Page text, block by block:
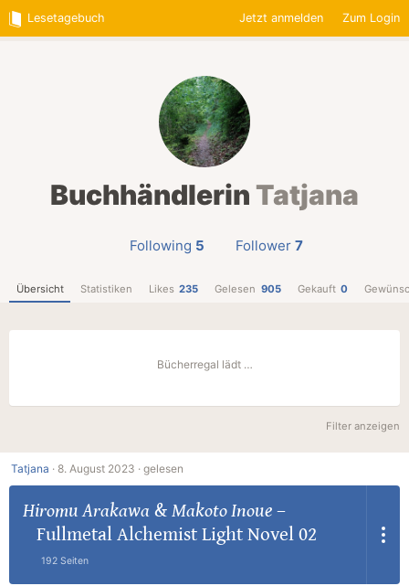
Lesetagebuch Jetzt anmelden Zum Login
Buchhändlerin Tatjana
Following 5 Follower 7
Übersicht Statistiken Likes 235 Gelesen 905 Gekauft 0
Bücherregal lädt …
Filter anzeigen
Tatjana · 8. August 2023 · gelesen
Hiromu Arakawa & Makoto Inoue–
Fullmetal Alchemist Light Novel 02
192 Seiten